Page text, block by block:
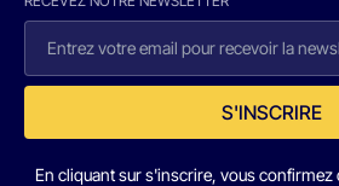
S'INSCRIRE
En cliquant sur s'inscrire, vous confirmez